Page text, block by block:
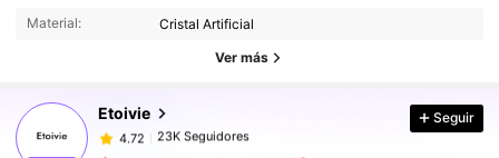
Material: Cristal Artificial
Ver más
Etoivie
23K Seguidores
4.72
23K Seguidores
1***4
pagóHace 1 día
Seguir